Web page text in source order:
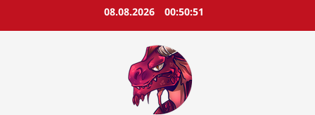
08.08.2026 00:50:53